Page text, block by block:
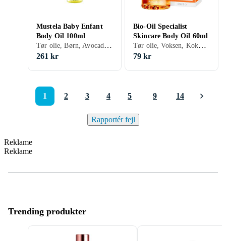
Mustela Baby Enfant
Body Oil 100ml
Tør olie, Børn, Avocado, Granatæble, Solsikke, 100 ml/g
261 kr
Bio-Oil Specialist
Skincare Body Oil 60ml
Tør olie, Voksen, Kokos, Lavendel, Citron, Argan, Gulerod, Geranium, Rosmarin, 60 ml/g
79 kr
1 2 3 4 5 9 14
Rapportér fejl
Reklame
Reklame
Trending produkter